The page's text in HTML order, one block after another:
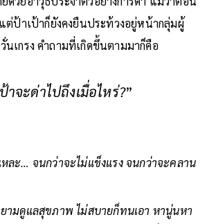
ป้าเป้าก็ยังคงยืนประท้วงอยู่หน้ากลุ่มผู้
นเกรง คำถามที่เกิดขึ้นตามมาก็คือ
าจะด่าไปถึงเมื่อไหร่?”
ละ… จนกว่าจะไม่แข็งแรง จนกว่าจะคลาน
ามดูแลสุขภาพ ไม่สบายก็ทนเอา หานู่นหา